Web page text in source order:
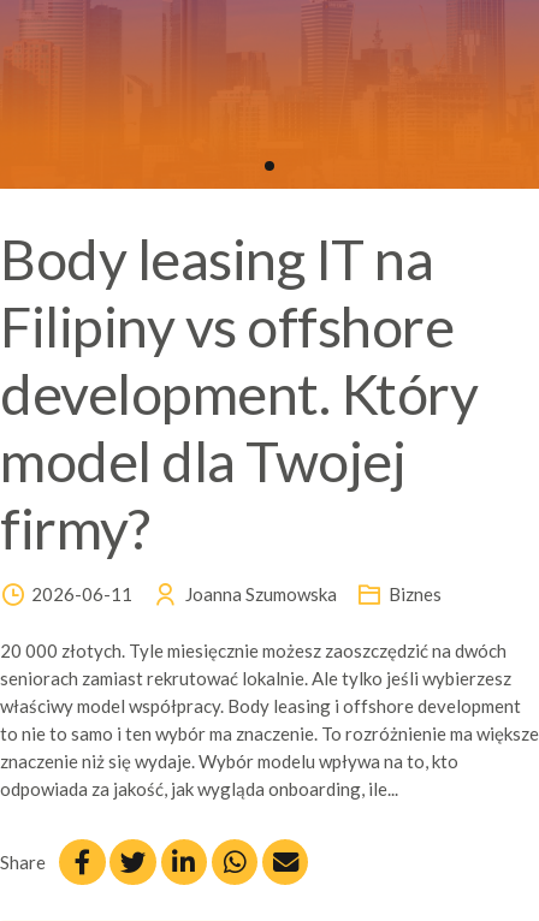
Body leasing IT na
Filipiny vs offshore
development. Który
model dla Twojej
firmy?
2026-06-11 Joanna Szumowska Biznes
20 000 złotych. Tyle miesięcznie możesz zaoszczędzić na dwóch
seniorach zamiast rekrutować lokalnie. Ale tylko jeśli wybierzesz
właściwy model współpracy. Body leasing i offshore development
to nie to samo i ten wybór ma znaczenie. To rozróżnienie ma większe
znaczenie niż się wydaje. Wybór modelu wpływa na to, kto
odpowiada za jakość, jak wygląda onboarding, ile...
Share